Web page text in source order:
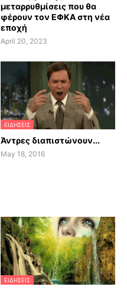
μεταρρυθμίσεις που θα
φέρουν τον ΕΦΚΑ στη νέα
εποχή
April 20, 2023
ΕΙΔΗΣΕΙΣ
Άντρες διαπιστώνουν...
May 18, 2016
ΕΙΔΗΣΕΙΣ